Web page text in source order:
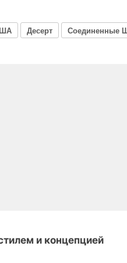
Десерт Соединенные
и концепцией